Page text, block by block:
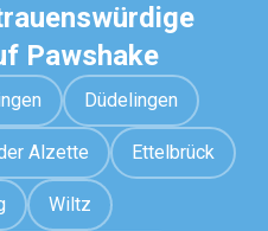
Pawshake
Düdelingen
Alzette Ettelbrück
Wiltz